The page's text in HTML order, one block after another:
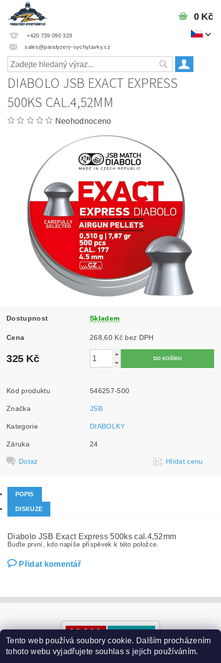
+420 739 090 329
sales@paralyzery-vychytavky.cz
0 Kč
DIABOLO JSB EXACT EXPRESS
500KS CAL.4,52MM
Neohodnoceno
Dostupnost Skladem
Cena 268,60 Kč bez DPH
325 Kč
Kód produktu 546257-500
Značka JSB
Kategorie DIABOLKY
Záruka 24
Dotaz Hlídat cenu
POPIS
DISKUZE
Diabolo JSB Exact Express 500ks cal.4,52mm
Buďte první, kdo napíše příspěvek k této položce.
Přidat komentář
Tento web používá soubory cookie. Dalším procházením
tohoto webu vyjadřujete souhlas s jejich používáním.